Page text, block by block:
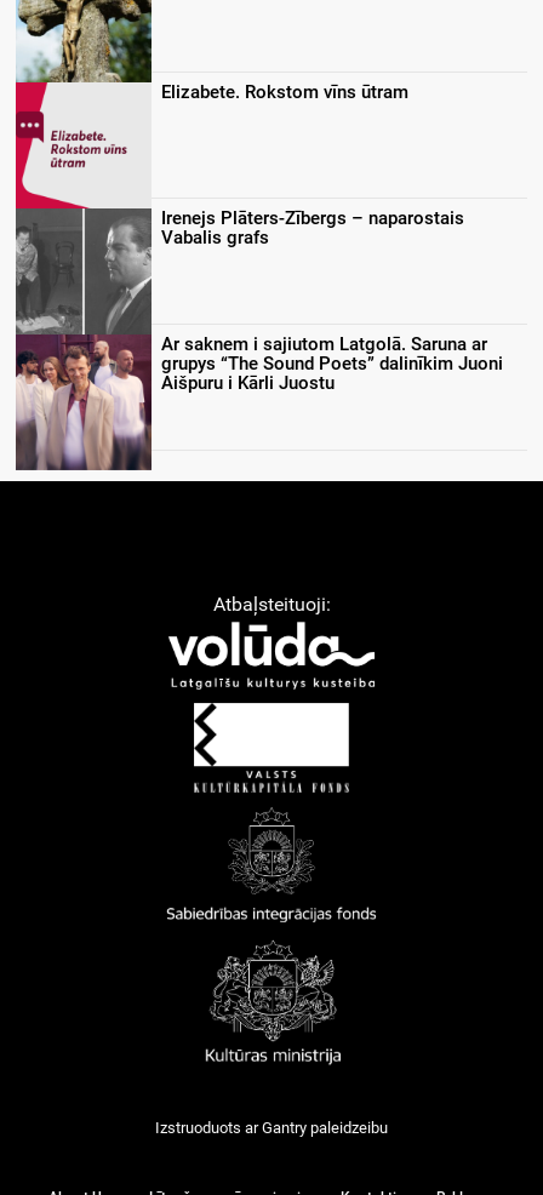
Elizabete. Rokstom vīns ūtram
Irenejs Plāters-Zībergs – naparostais
Vabalis grafs
Ar saknem i sajiutom Latgolā. Saruna ar
grupys “The Sound Poets” dalinīkim Juoni
Aišpuru i Kārli Juostu
Atbaļsteituoji:
Izstruoduots arGantry paleidzeibu